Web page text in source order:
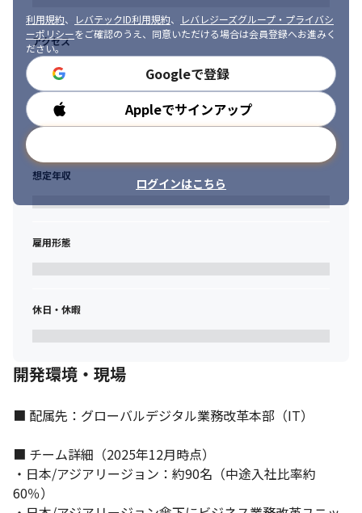
・職種問わずさまざまなバックグラウンドのメンバーと円滑にコ
ミュニケーションし、協調しながら物事を前に進めることができ
る方
・成長意欲のある方
・チームで成果を上げたい方、チームファーストな方
・英語での専門コミュニケーションスキル、または同等のやる気
がある方
利用規約、 レバテックID利用規約、
レバレジーズグループ・プライバシ
ーポリシーをご確認のうえ、同意いただける場合は会員登録へお進みく
ださい。
Googleで登録
Appleでサインアップ
ログインはこちら
アクセス
勤務時間
想定年収
雇用形態
休日・休暇
開発環境・現場
■ 配属先：グローバルデジタル業務改革本部（IT）
■ チーム詳細（2025年12月時点）
・日本/アジアリージョン：約90名（中途入社比率約
60％）